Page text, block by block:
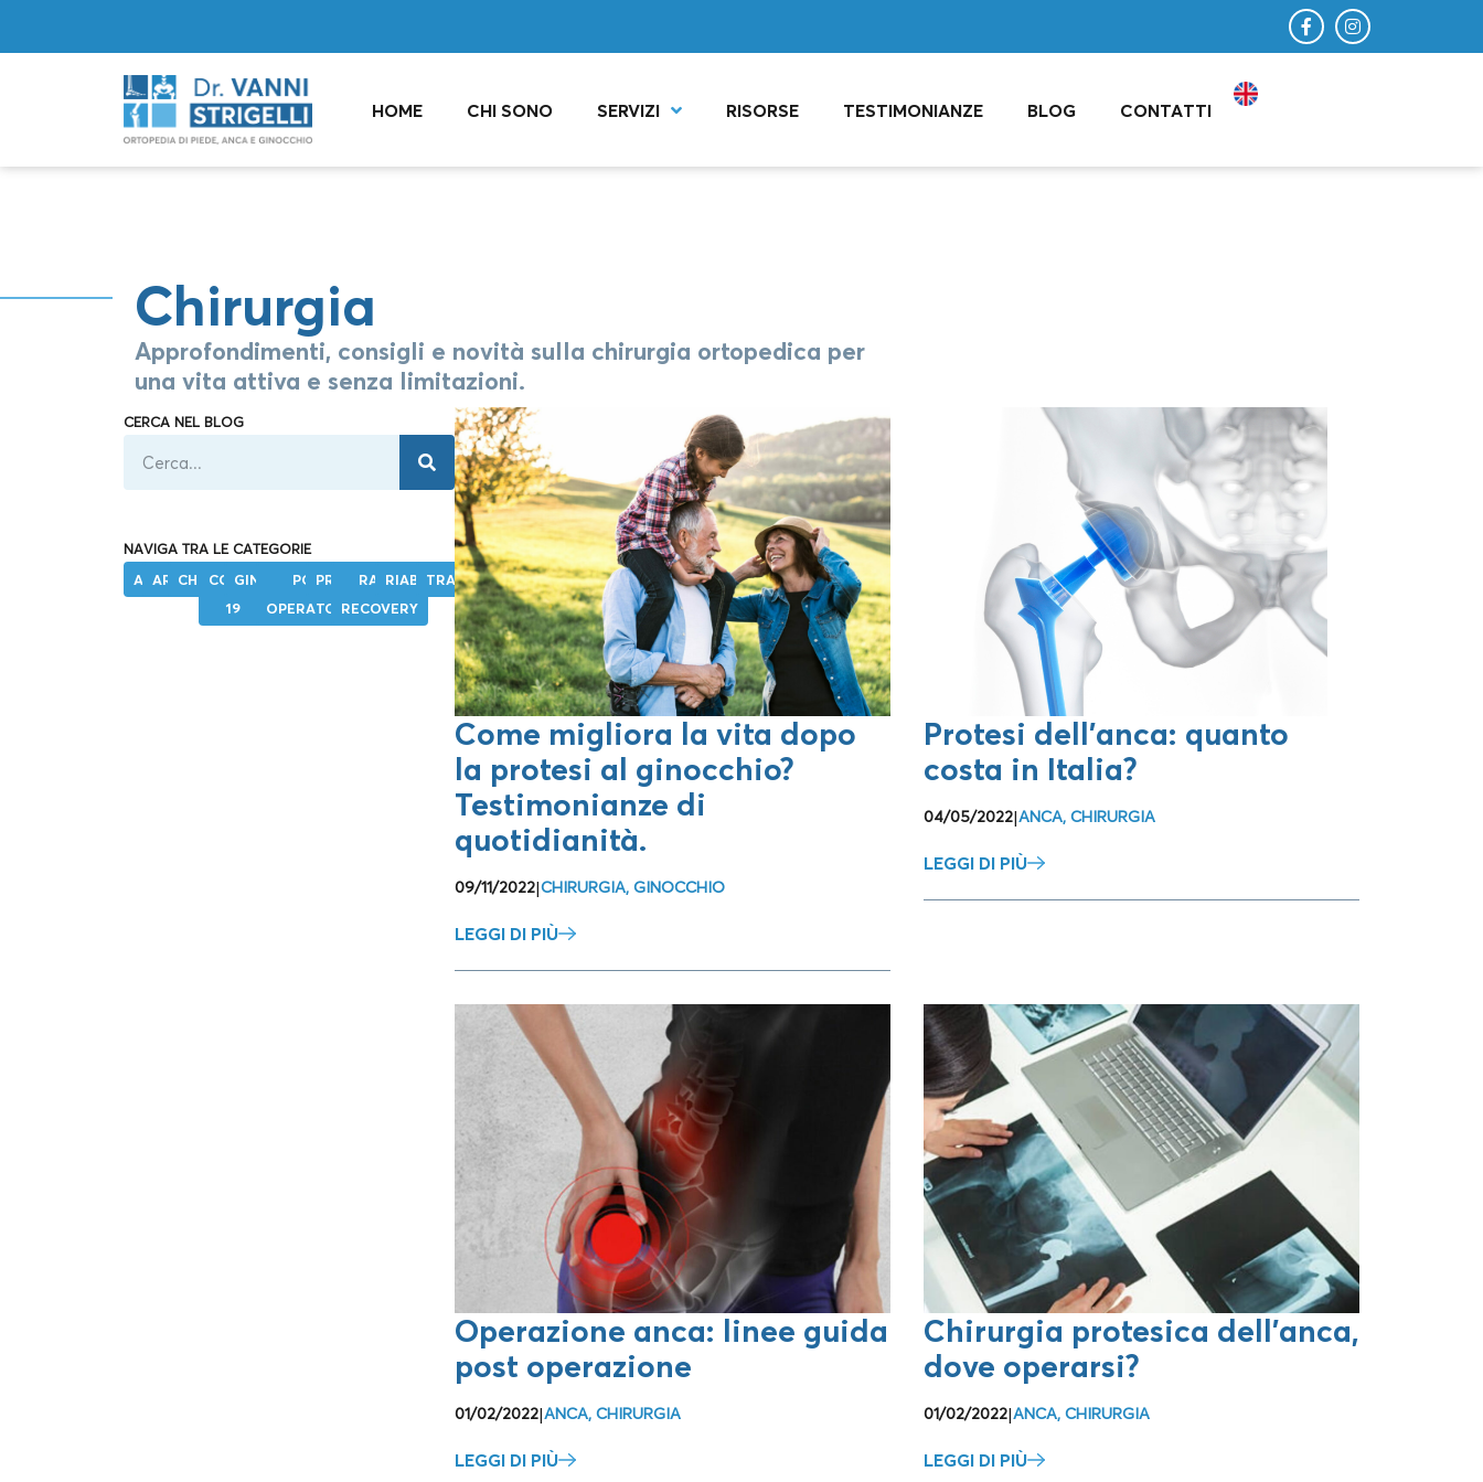
HOME CHI SONO SERVIZI RISORSE TESTIMONIANZE BLOG CONTATTI
Chirurgia
Approfondimenti, consigli e novità sulla chirurgia ortopedica per
una vita attiva e senza limitazioni.
CERCA NEL BLOG
NAVIGA TRA LE CATEGORIE
ANCAARTROSI
CHIRURGIA
COVID-
19
GINOCCHIO
POST-
OPERATORIO
PROTESIRAPID
RECOVERY
RIABILITAZIONE
TRATTAMENTI
Come migliora la vita dopo
la protesi al ginocchio?
Testimonianze di
quotidianità.
09/11/2022|CHIRURGIA, GINOCCHIO
LEGGI DI PIÙ
Protesi dell’anca: quanto
costa in Italia?
04/05/2022|ANCA, CHIRURGIA
LEGGI DI PIÙ
Operazione anca: linee guida
post operazione
01/02/2022|ANCA, CHIRURGIA
LEGGI DI PIÙ
Chirurgia protesica dell’anca,
dove operarsi?
01/02/2022|ANCA, CHIRURGIA
LEGGI DI PIÙ